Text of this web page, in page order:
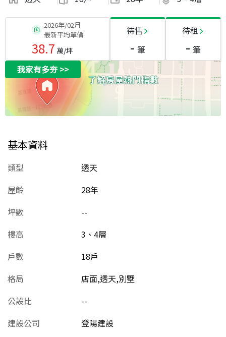
2026年/02月
最新平均單價
38.7 萬/坪
待售
- 筆
待租
- 筆
我家有多夯>>
基本資料
類型
透天
屋齡
28年
坪數
--
樓高
3、4層
戶數
18戶
格局
店面,透天,別墅
公設比
--
建設公司
登陽建設